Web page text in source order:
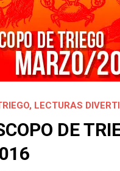
, LECTURAS
DE